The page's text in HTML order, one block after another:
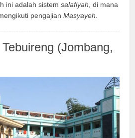
ini adalah sistemsalafiyah, di mana
pengajianMasyayeh.
(Jombang,